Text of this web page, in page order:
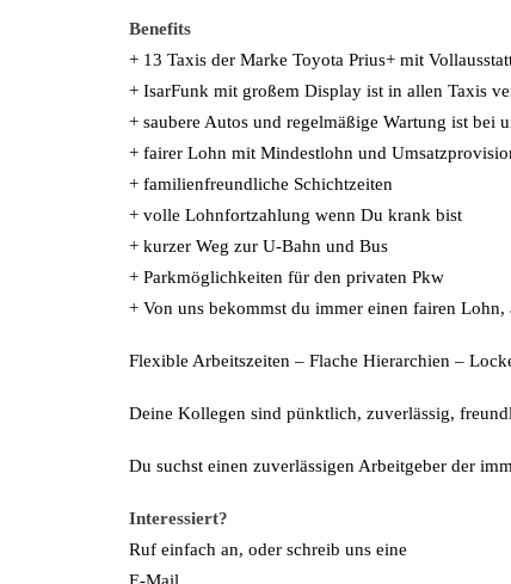
Benefits
+ 13 Taxis der Marke Toyota Prius+ mit
+ IsarFunk mit großem Display ist in allen Taxis
+ saubere Autos und regelmäßige Wartung ist bei
+ fairer Lohn mit Mindestlohn und
+ familienfreundliche Schichtzeiten
+ volle Lohnfortzahlung wenn Du krank bist
+ kurzer Weg zur U-Bahn und Bus
+ Parkmöglichkeiten für den privaten Pkw
+ Von uns bekommst du immer einen fairen
Flexible Arbeitszeiten – Flache Hierarchien –
Deine Kollegen sind pünktlich, zuverlässig,
Du suchst einen zuverlässigen Arbeitgeber der
Interessiert?
Ruf einfach an, oder schreib uns eine